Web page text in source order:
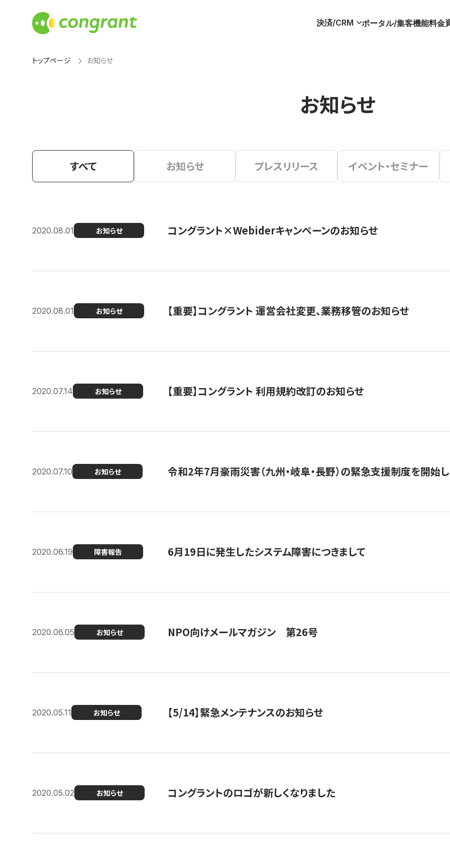
決済/CRM ポータル/集客機能料金
トップページ お知らせ
お知らせ
すべて お知らせ プレスリリース イベント・セミナー
2020.08.01 お知らせ コングラント×Webiderキャンペーンのお知らせ
2020.08.01 お知らせ 【重要】コングラント 運営会社変更、業務移管のお知らせ
2020.07.14 お知らせ 【重要】コングラント 利用規約改訂のお知らせ
2020.07.10 お知らせ 令和2年7月豪雨災害（九州・岐阜・長野）の緊急支援制度を開始
2020.06.19 障害報告 6月19日に発生したシステム障害につきまして
2020.06.05 お知らせ NPO向けメールマガジン 第26号
2020.05.11 お知らせ 【5/14】緊急メンテナンスのお知らせ
2020.05.02 お知らせ コングラントのロゴが新しくなりました